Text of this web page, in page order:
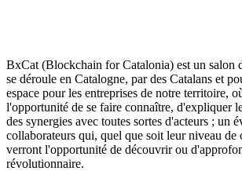
BxCat (Blockchain for Catalonia) est un salon
se déroule en Catalogne, par des Catalans et
espace pour les entreprises de notre territoire,
l'opportunité de se faire connaître, d'expliquer
des synergies avec toutes sortes d'acteurs ; un
collaborateurs qui, quel que soit leur niveau de
verront l'opportunité de découvrir ou
révolutionnaire.